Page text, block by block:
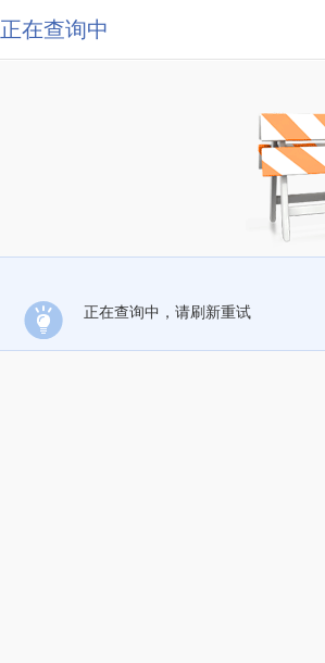
正在查询中
正在查询中，请刷新重试